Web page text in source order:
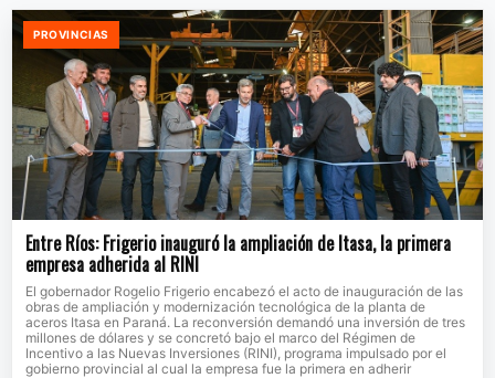
PROVINCIAS
Entre Ríos: Frigerio inauguró la ampliación de Itasa, la primera
empresa adherida al RINI
El gobernador Rogelio Frigerio encabezó el acto de inauguración de las
obras de ampliación y modernización tecnológica de la planta de
aceros Itasa en Paraná. La reconversión demandó una inversión de tres
millones de dólares y se concretó bajo el marco del Régimen de
Incentivo a las Nuevas Inversiones (RINI), programa impulsado por el
gobierno provincial al cual la empresa fue la primera en adherir